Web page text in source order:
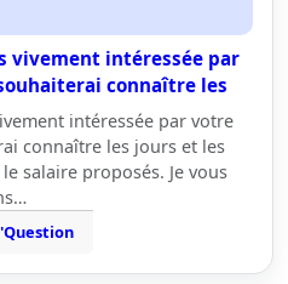
vivement intéressée par
connaître les
intéressée par votre
connaître les jours et les
salaire proposés. Je vous